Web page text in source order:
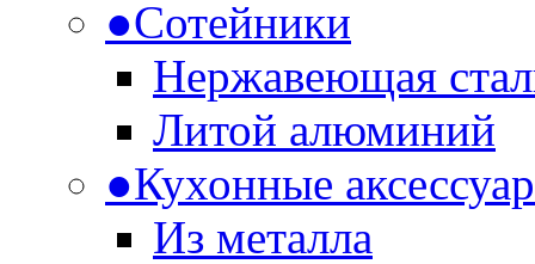
●Сотейники
Нержавеющая
Литой алюминий
●Кухонные
Из металла